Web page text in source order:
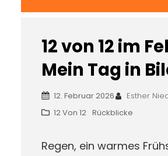
12 von 12 im
Mein Tag in
12. Februar 2026
Esther
12 Von 12 Rückblicke
Regen, ein warmes